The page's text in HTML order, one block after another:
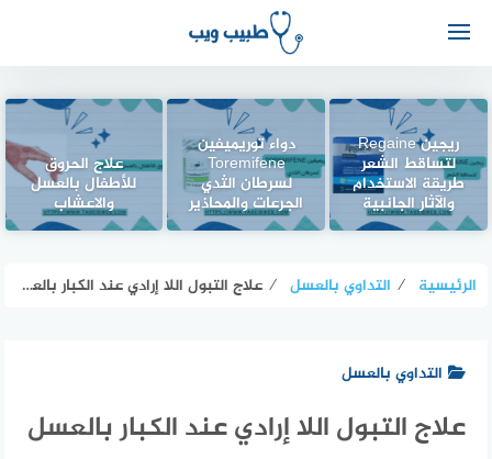
ريجين Regaine
لتساقط الشعر
طريقة الاستخدام
والآثار الجانبية
دواء توريميفين
Toremifene
لسرطان الثدي
الجرعات والمحاذير
علاج الحروق
للأطفال بالعسل
والاعشاب
الرئيسية ⁄ التداوي بالعسل ⁄ علاج التبول اللا إرادي عند الكبار بالعسل
التداوي بالعسل
علاج التبول اللا إرادي عند الكبار بالعسل